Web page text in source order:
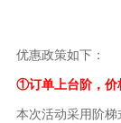
优惠政策如下：
①订单上台阶，价
本次活动采用阶梯